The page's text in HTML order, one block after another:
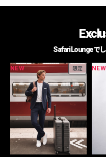
Safari Loungeで
NEW 限定 NEW